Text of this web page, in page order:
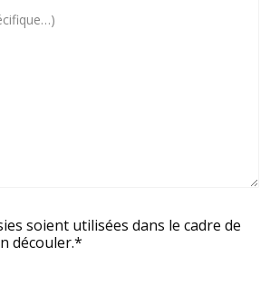
soient utilisées dans le cadre de
découler.*